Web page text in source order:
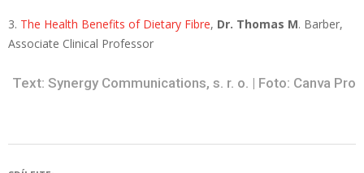
3. The Health Benefits of Dietary Fibre, Dr. Thomas M. Barber,
Associate Clinical Professor
Text: Synergy Communications, s. r. o. | Foto: Canva Pro